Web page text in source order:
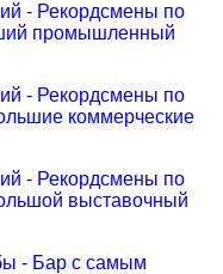
- Рекордсмены по
промышленный
- Рекордсмены по
коммерческие
- Рекордсмены по
выставочный
- Бар с самым